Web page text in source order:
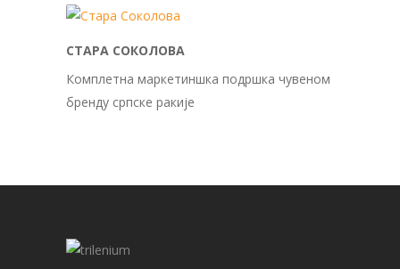
СТАРА СОКОЛОВА
Комплетна маркетиншка подршка чувеном
бренду српске ракије